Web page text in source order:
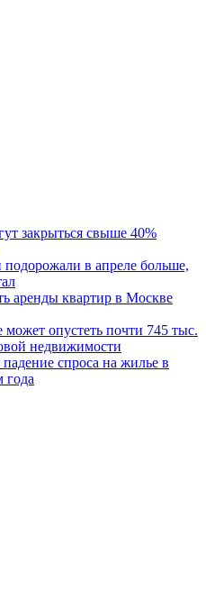
закрыться свыше 40%
подорожали в апреле больше,
аренды квартир в Москве
опустеть почти 745 тыс.
недвижимости
спроса на жилье в
года